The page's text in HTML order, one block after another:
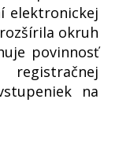
elektronickej
okruh
povinnosť
na